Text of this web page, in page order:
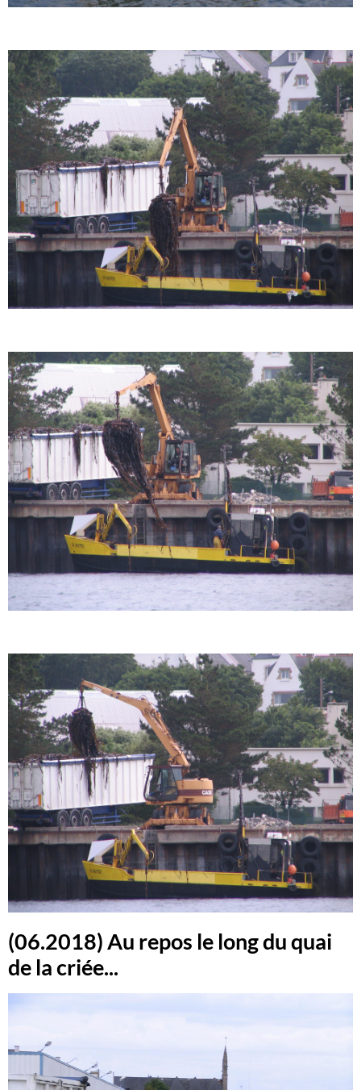
(06.2018) Au repos le long du quai
de la criée...